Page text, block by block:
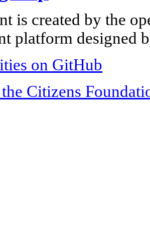
is created by the
platform designed
on GitHub
Citizens